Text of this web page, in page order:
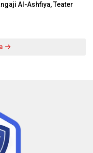
Al-Ashfiya, Teater